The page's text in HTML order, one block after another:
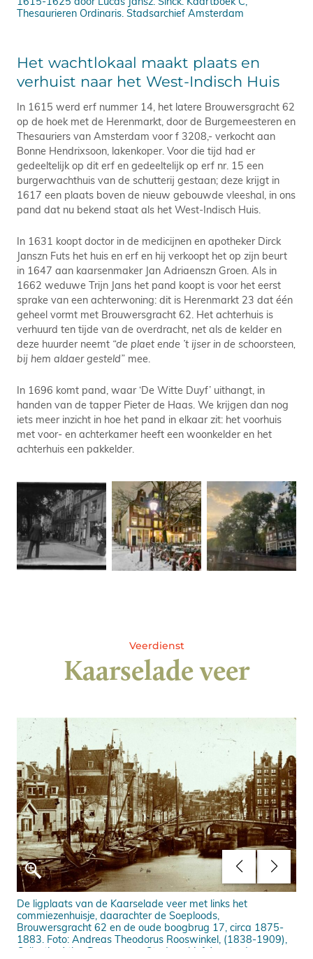
Thesaurieren Ordinaris. Stadsarchief Amsterdam
Het wachtlokaal maakt plaats en
verhuist naar het West-Indisch Huis
In 1615 werd erf nummer 14, het latere Brouwersgracht 62
op de hoek met de Herenmarkt, door de Burgemeesteren en
Thesauriers van Amsterdam voor f 3208,- verkocht aan
Bonne Hendrixsoon, lakenkoper. Voor die tijd had er
gedeeltelijk op dit erf en gedeeltelijk op erf nr. 15 een
burgerwachthuis van de schutterij gestaan; deze krijgt in
1617 een plaats boven de nieuw gebouwde vleeshal, in ons
pand dat nu bekend staat als het West-Indisch Huis.
In 1631 koopt doctor in de medicijnen en apotheker Dirck
Janszn Futs het huis en erf en hij verkoopt het op zijn beurt
in 1647 aan kaarsenmaker Jan Adriaenszn Groen. Als in
1662 weduwe Trijn Jans het pand koopt is voor het eerst
sprake van een achterwoning: dit is Herenmarkt 23 dat één
geheel vormt met Brouwersgracht 62. Het achterhuis is
verhuurd ten tijde van de overdracht, net als de kelder en
deze huurder neemt “de plaet ende ’t ijser in de schoorsteen,
bij hem aldaer gesteld” mee.
In 1696 komt pand, waar ‘De Witte Duyf’ uithangt, in
handen van de tapper Pieter de Haas. We krijgen dan nog
iets meer inzicht in hoe het pand in elkaar zit: het voorhuis
met voor- en achterkamer heeft een woonkelder en het
achterhuis een pakkelder.
Veerdienst
Kaarselade veer
De ligplaats van de Kaarselade veer met links het
commiezenhuisje, daarachter de Soeploods,
Brouwersgracht 62 en de oude boogbrug 17, circa 1875-
1883. Foto: Andreas Theodorus Rooswinkel, (1838-1909),
Collectie: Atlas Dreesmann. Stadsarchief Amsterdam